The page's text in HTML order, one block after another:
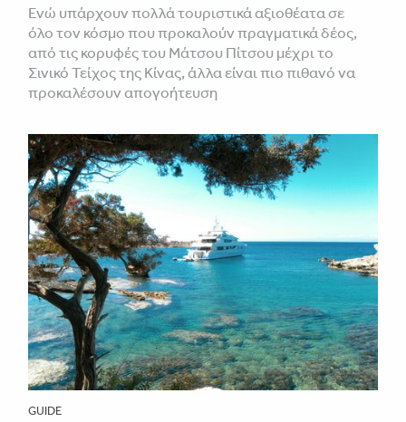
Ενώ υπάρχουν πολλά τουριστικά αξιοθέατα σε
όλο τον κόσμο που προκαλούν πραγματικά δέος,
από τις κορυφές του Μάτσου Πίτσου μέχρι το
Σινικό Τείχος της Κίνας, άλλα είναι πιο πιθανό να
προκαλέσουν απογοήτευση
GUIDE